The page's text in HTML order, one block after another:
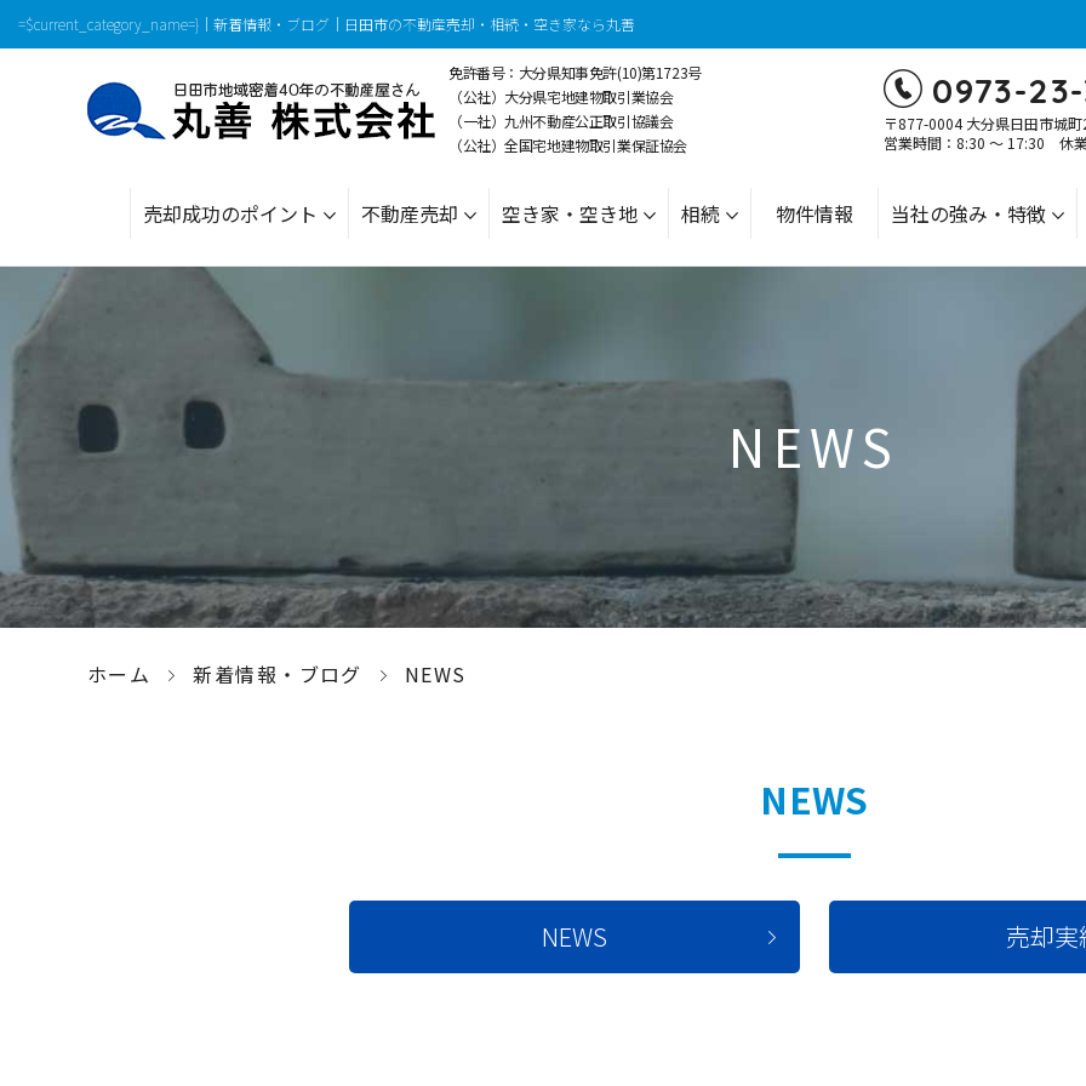
=$current_category_name=}｜新着情報・ブログ｜日田市の不動産売却・相続・空き家なら丸善
免許番号：大分県知事免許(10)第1723号
（公社）大分県宅地建物取引業協会
（一社）九州不動産公正取引協議会
（公社）全国宅地建物取引業保証協会
0973-
〒877-0004 大分県日田市城
営業時間：8:30 ～ 17:30 休
売却成功のポイント 不動産売却 空き家・空き地 相続 物件情報 当社の強み・特徴
NEWS
ホーム 新着情報・ブログ NEWS
NEWS
NEWS 売却実